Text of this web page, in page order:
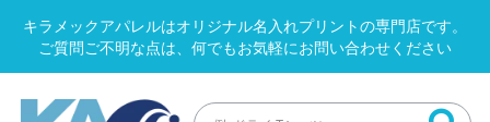
キラメックアパレルはオリジナル名入れプリントの専門店です。
ご質問ご不明な点は、何でもお気軽にお問い合わせください